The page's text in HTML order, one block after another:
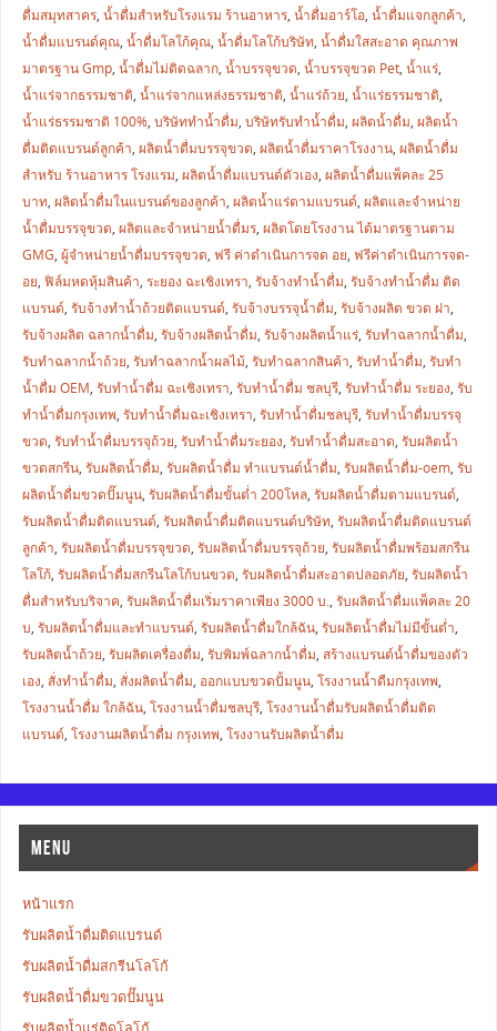
ดื่มสมุทสาคร, น้ำดื่มสำหรับโรงแรม ร้านอาหาร, น้ำดื่มอาร์โอ, น้ำดื่มแจกลูกค้า,
น้ำดื่มแบรนด์คุณ, น้ำดื่มโลโก้คุณ, น้ำดื่มโลโก้บริษัท, น้ำดื่มใสสะอาด คุณภาพ
มาตรฐาน Gmp, น้ำดื่มไม่ติดฉลาก, น้ำบรรจุขวด, น้ำบรรจุขวด Pet, น้ำแร่,
น้ำแร่จากธรรมชาติ, น้ำแร่จากแหล่งธรรมชาติ, น้ำแร่ถ้วย, น้ำแร่ธรรมชาติ,
น้ำแร่ธรรมชาติ 100%, บริษัททำน้ำดื่ม, บริษัทรับทำน้ำดื่ม, ผลิตน้ำดื่ม, ผลิตน้ำ
ดื่มติดแบรนด์ลูกค้า, ผลิตน้ำดื่มบรรจุขวด, ผลิตน้ำดื่มราคาโรงงาน, ผลิตน้ำดื่ม
สำหรับ ร้านอาหาร โรงแรม, ผลิตน้ำดื่มแบรนด์ตัวเอง, ผลิตน้ำดื่มแพ็คละ 25
บาท, ผลิตน้ำดื่มในแบรนด์ของลูกค้า, ผลิตน้ำแร่ตามแบรนด์, ผลิตและจำหน่าย
น้ำดื่มบรรจุขวด, ผลิตและจำหน่ายน้ำดื่มร, ผลิตโดยโรงงาน ได้มาตรฐานตาม
GMG, ผู้จำหน่ายน้ำดื่มบรรจุขวด, ฟรี ค่าดำเนินการจด อย, ฟรีค่าดำเนินการจด-
อย, ฟิล์มหดหุ้มสินค้า, ระยอง ฉะเชิงเทรา, รับจ้างทำน้ำดื่ม, รับจ้างทำน้ำดื่ม ติด
แบรนด์, รับจ้างทำน้ำถ้วยติดแบรนด์, รับจ้างบรรจุน้ำดื่ม, รับจ้างผลิต ขวด ฝา,
รับจ้างผลิต ฉลากน้ำดื่ม, รับจ้างผลิตน้ำดื่ม, รับจ้างผลิตน้ำแร่, รับทำฉลากน้ำดื่ม,
รับทำฉลากน้ำถ้วย, รับทำฉลากน้ำผลไม้, รับทำฉลากสินค้า, รับทำน้ำดื่ม, รับทำ
น้ำดื่ม OEM, รับทำน้ำดื่ม ฉะเชิงเทรา, รับทำน้ำดื่ม ชลบุรี, รับทำน้ำดื่ม ระยอง, รับ
ทำน้ำดื่มกรุงเทพ, รับทำน้ำดื่มฉะเชิงเทรา, รับทำน้ำดื่มชลบุรี, รับทำน้ำดื่มบรรจุ
ขวด, รับทำน้ำดื่มบรรจุถ้วย, รับทำน้ำดื่มระยอง, รับทำน้ำดื่มสะอาด, รับผลิตน้ำ
ขวดสกรีน, รับผลิตน้ำดื่ม, รับผลิตน้ำดื่ม ทำแบรนด์น้ำดื่ม, รับผลิตน้ำดื่ม-oem, รับ
ผลิตน้ำดื่มขวดปั๊มนูน, รับผลิตน้ำดื่มขั้นต่ำ 200โหล, รับผลิตน้ำดื่มตามแบรนด์,
รับผลิตน้ำดื่มติดแบรนด์, รับผลิตน้ำดื่มติดแบรนด์บริษัท, รับผลิตน้ำดื่มติดแบรนด์
ลูกค้า, รับผลิตน้ำดื่มบรรจุขวด, รับผลิตน้ำดื่มบรรจุถ้วย, รับผลิตน้ำดื่มพร้อมสกรีน
โลโก้, รับผลิตน้ำดื่มสกรีนโลโก้บนขวด, รับผลิตน้ำดื่มสะอาดปลอดภัย, รับผลิตน้ำ
ดื่มสำหรับบริจาค, รับผลิตน้ำดื่มเริ่มราคาเพียง 3000 บ., รับผลิตน้ำดื่มแพ็คละ 20
บ, รับผลิตน้ำดื่มและทำแบรนด์, รับผลิตน้ำดื่มใกล้ฉัน, รับผลิตน้ำดื่มไม่มีขั้นต่ำ,
รับผลิตน้ำถ้วย, รับผลิตเครื่องดื่ม, รับพิมพ์ฉลากน้ำดื่ม, สร้างแบรนด์น้ำดื่มของตัว
เอง, สั่งทำน้ำดื่ม, สั่งผลิตน้ำดื่ม, ออกแบบขวดปั้มนูน, โรงงานน้ำดืมกรุงเทพ,
โรงงานน้ำดื่ม ใกล้ฉัน, โรงงานน้ำดื่มชลบุรี, โรงงานน้ำดื่มรับผลิตน้ำดื่มติด
แบรนด์, โรงงานผลิตน้ำดื่ม กรุงเทพ, โรงงานรับผลิตน้ำดื่ม
MENU
หน้าแรก
รับผลิตน้ำดื่มติดแบรนด์
รับผลิตน้ำดื่มสกรีนโลโก้
รับผลิตน้ำดื่มขวดปั๊มนูน